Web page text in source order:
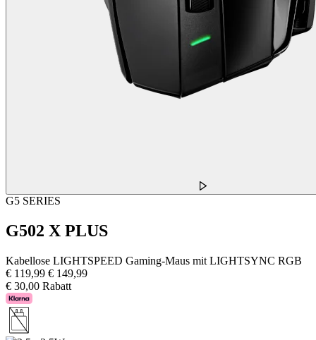
G5 SERIES
G502 X PLUS
Kabellose LIGHTSPEED Gaming-Maus mit LIGHTSYNC RGB
€ 119,99 € 149,99
€ 30,00 Rabatt